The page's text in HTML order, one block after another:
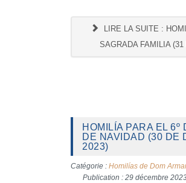
LIRE LA SUITE :
SAGRADA FAMILIA
HOMILÍA PARA EL 6º
DE NAVIDAD (30 DE
2023)
Catégorie : Homilías de Dom
Publication : 29 décembre